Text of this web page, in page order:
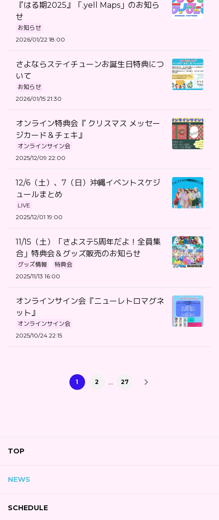
『はる期2025』「.yell Maps」のお知ら
せ
お知らせ
2026/01/22 18:00
さよならステイチューンお誕生日特典につ
いて
お知らせ
2026/01/15 21:30
オンライン特典会『 クリスマス メッセー
ジカード＆チェキ』
オンラインサイン会
2025/12/09 22:00
12/6（土）、7（日）沖縄イベントスケジ
ュールまとめ
LIVE
2025/12/01 19:00
11/15（土）「さよステ5周年だよ！全員集
合」特典会＆グッズ販売のお知らせ
グッズ情報
特典会
2025/11/13 16:00
オンラインサイン会『ニューレトロマグネ
ット』
オンラインサイン会
2025/10/24 22:15
1 2 … 27
TOP
NEWS
SCHEDULE